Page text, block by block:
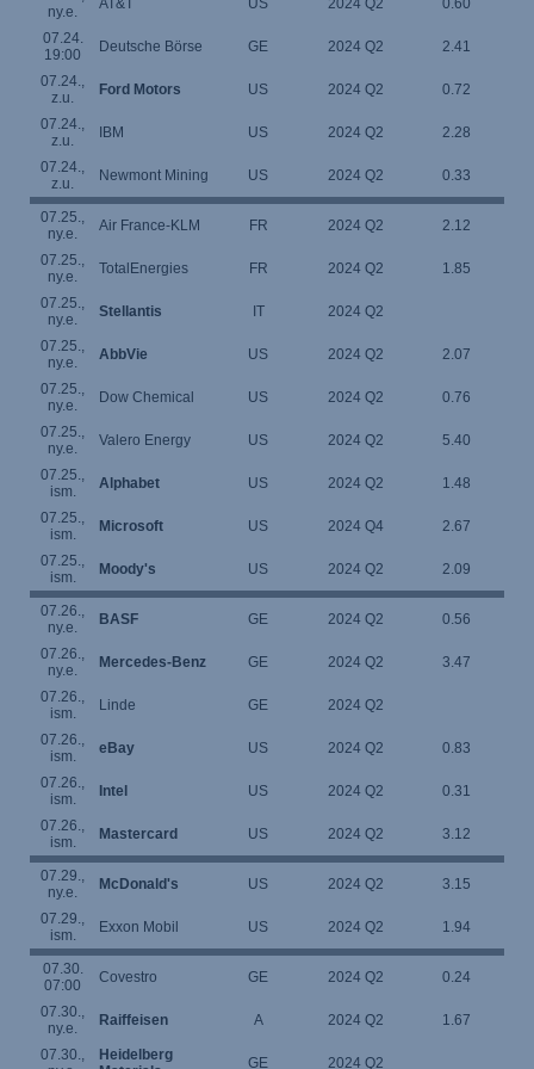
ny.e.
AT&T US 2024 Q2 0.60
07.24.
19:00
Deutsche Börse GE 2024 Q2 2.41
07.24.,
z.u.
Ford Motors US 2024 Q2 0.72
07.24.,
z.u.
IBM US 2024 Q2 2.28
07.24.,
z.u.
Newmont Mining US 2024 Q2 0.33
07.25.,
ny.e.
Air France-KLM FR 2024 Q2 2.12
07.25.,
ny.e.
TotalEnergies FR 2024 Q2 1.85
07.25.,
ny.e.
Stellantis IT 2024 Q2
07.25.,
ny.e.
AbbVie US 2024 Q2 2.07
07.25.,
ny.e.
Dow Chemical US 2024 Q2 0.76
07.25.,
ny.e.
Valero Energy US 2024 Q2 5.40
07.25.,
ism.
Alphabet US 2024 Q2 1.48
07.25.,
ism.
Microsoft US 2024 Q4 2.67
07.25.,
ism.
Moody's US 2024 Q2 2.09
07.26.,
ny.e.
BASF GE 2024 Q2 0.56
07.26.,
ny.e.
Mercedes-Benz GE 2024 Q2 3.47
07.26.,
ism.
Linde GE 2024 Q2
07.26.,
ism.
eBay US 2024 Q2 0.83
07.26.,
ism.
Intel US 2024 Q2 0.31
07.26.,
ism.
Mastercard US 2024 Q2 3.12
07.29.,
ny.e.
McDonald's US 2024 Q2 3.15
07.29.,
ism.
Exxon Mobil US 2024 Q2 1.94
07.30.
07:00
Covestro GE 2024 Q2 0.24
07.30.,
ny.e.
Raiffeisen A 2024 Q2 1.67
07.30.,
Heidelberg
GE 2024 Q2